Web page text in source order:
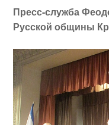
Пресс-служба
Русской общины